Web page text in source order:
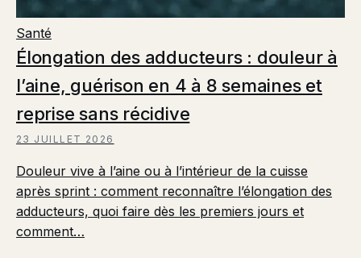
Santé
Élongation des adducteurs : douleur à
l’aine, guérison en 4 à 8 semaines et
reprise sans récidive
23 JUILLET 2026
Douleur vive à l’aine ou à l’intérieur de la cuisse
après sprint : comment reconnaître l’élongation des
adducteurs, quoi faire dès les premiers jours et
comment…